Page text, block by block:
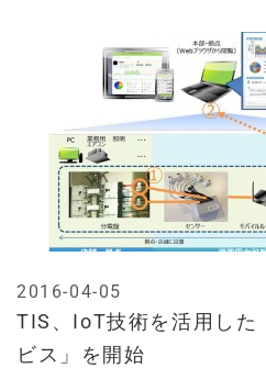
TIS、IoT技術を活用した
ビス」を開始
2016-04-05